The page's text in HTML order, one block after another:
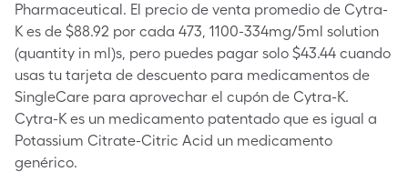
Pharmaceutical. El precio de venta promedio de Cytra-
K es de $88.92 por cada 473, 1100-334mg/5ml solution
(quantity in ml)s, pero puedes pagar solo $43.44 cuando
usas tu tarjeta de descuento para medicamentos de
SingleCare para aprovechar el cupón de Cytra-K.
Cytra-K es un medicamento patentado que es igual a
Potassium Citrate-Citric Acid un medicamento
genérico.